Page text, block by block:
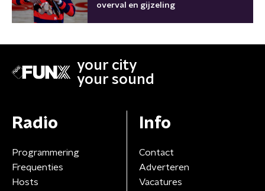
overval en gijzeling
your city
your sound
Radio
Programmering
Frequenties
Hosts
Info
Contact
Adverteren
Vacatures